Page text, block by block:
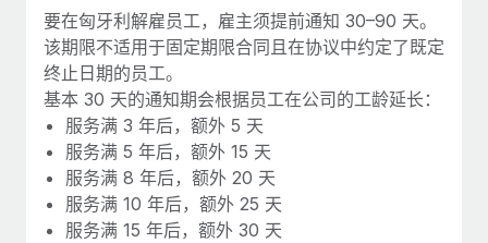
人员调配与搬迁
轻松搬迁员工
福利
轻松管理员工福利
了解更多
What a Workday global payroll implementation
actually looks like
Most teams hear "payroll implementation" and picture a
six-month project with a dedicated team....
了解更多
要在匈牙利解雇员工，雇主须提前通知 30–90 天。
该期限不适用于固定期限合同且在协议中约定了既定
终止日期的员工。
基本 30 天的通知期会根据员工在公司的工龄延长：
服务满 3 年后，额外 5 天
服务满 5 年后，额外 15 天
服务满 8 年后，额外 20 天
服务满 10 年后，额外 25 天
服务满 15 年后，额外 30 天